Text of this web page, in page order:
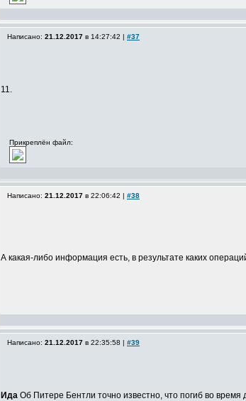
Написано: 21.12.2017 в 14:27:42 | #37
11.
Прикреплён файл:
Написано: 21.12.2017 в 22:06:42 | #38
А какая-либо информация есть, в результате каких
Написано: 21.12.2017 в 22:35:58 | #39
Ида Об Питере Бентли точно известно, что погиб во